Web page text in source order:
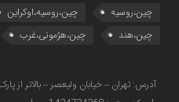
چین،روسیه
چین،روسیه،اوکراین
چین،هند
چین،هژمونی،غرب